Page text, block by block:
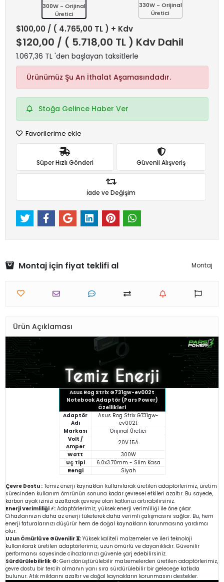
300W - Orijinal
Üretici
330W - Orijinal
Üretici
$100,00 / ( 4.765,00 TL ) + Kdv
$120,00 / ( 5.718,00 TL ) Kdv Dahil
1.067,36 TL 'den başlayan taksitlerle
Ürünümüz Şu An İthalat Aşamasındadır.
Stoğa Gelince Haber Ver
Favorilerime ekle
Süper Hızlı Gönderi Güvenli Alışveriş
İade ve Değişim
Montaj için fiyat teklifi al Montaj
Ürün Açıklaması
Asus Rog Strix G731gw-ev002t
Notebook Adaptör (Pars Power)
Özellikleri
Adaptör
Adı
Asus Rog Strix G731gw-
ev002t
Markası
Orijinal Üretici
Volt /
Amper
20V 15A
Watt
300W
Uç Tipi
6.0x3.70mm - Slim Kasa
Rengi
Siyah
Çevre Dostu : Temiz enerji kaynakları kullanılarak üretilen adaptörlerimiz, üretim
sürecinden kullanım ömrünün sonuna kadar çevresel etkileri azaltır. Bu sayede,
karbon ayak izinizi azaltarak çevreye olan katkınızı artırabilirsiniz.
Enerji Verimliliği ⚡: Adaptörlerimiz, yüksek enerji verimliliği ile öne çıkar.
Cihazlarınızın daha az enerji tüketerek daha verimli çalışmasını sağlar. Bu, hem
enerji faturalarınızı düşürür hem de doğal kaynakların korunmasına yardımcı
olur.
Uzun Ömürlü ve Güvenilir ⏳: Yüksek kaliteli malzemeler ve ileri teknoloji
kullanılarak üretilen adaptörlerimiz, uzun ömürlü ve dayanıklıdır. Güvenilir
performansı sayesinde cihazlarınızı güvenle şarj edebilirsiniz.
Sürdürülebilirlik ♻️: Geri dönüştürülebilir malzemelerden üretilen adaptörlerimiz,
çevre dostu bir tercih olmanın yanı sıra sürdürülebilir bir geleceğe katkıda
bulunur. Atık miktarını azaltır ve doğal kaynakların korunmasını destekler.